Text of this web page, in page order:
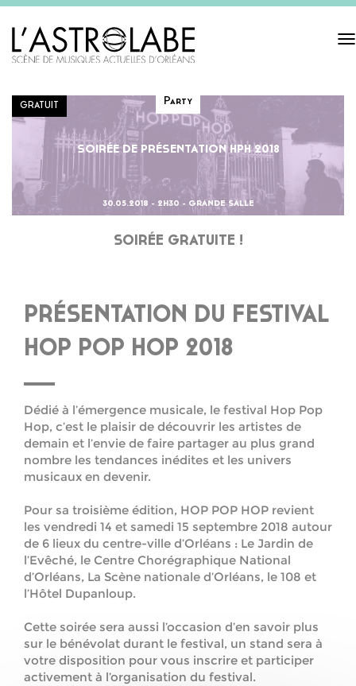
GRATUIT Party
SOIRÉE DE PRÉSENTATION HPH 2018
30.05.2018 - 2H30 - GRANDE SALLE
SOIRÉE GRATUITE !
PRÉSENTATION DU FESTIVAL
HOP POP HOP 2018
Dédié à l’émergence musicale, le festival Hop Pop
Hop, c’est le plaisir de découvrir les artistes de
demain et l’envie de faire partager au plus grand
nombre les tendances inédites et les univers
musicaux en devenir.
Pour sa troisième édition, HOP POP HOP revient
les vendredi 14 et samedi 15 septembre 2018 autour
de 6 lieux du centre-ville d’Orléans : Le Jardin de
l’Evêché, le Centre Chorégraphique National
d’Orléans, La Scène nationale d’Orléans, le 108 et
l’Hôtel Dupanloup.
Cette soirée sera aussi l’occasion d’en savoir plus
sur le bénévolat durant le festival, un stand sera à
votre disposition pour vous inscrire et participer
activement à l’organisation du festival.